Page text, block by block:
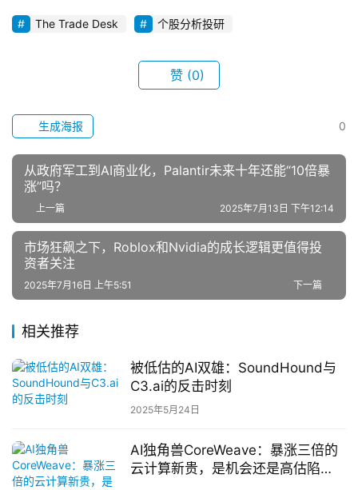
i
The Trade Desk 个股分析投研
赞 (0)
0
生成海报
从政府军工到AI商业化，Palantir未来十年还能“10倍暴
涨”吗？
上一篇 2025年7月13日 下午12:14
市场狂飙之下，Roblox和Nvidia的成长逻辑更值得投
资者关注
下一篇
2025年7月16日 上午5:51
相关推荐
被低估的AI双雄：SoundHound与
C3.ai的反击时刻
2025年5月24日
AI独角兽CoreWeave：暴涨三倍的
云计算新贵，是机会还是高估陷